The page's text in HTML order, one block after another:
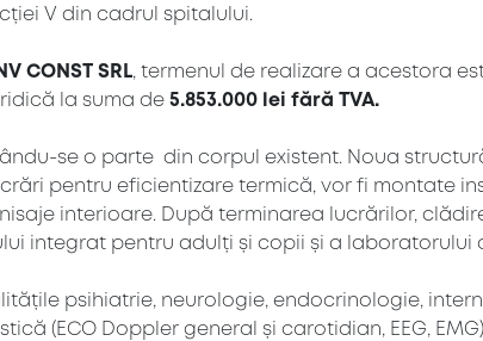
V din cadrul spitalului.
CONST SRL, termenul de realizare a acestora
la suma de 5.853.000 lei fără TVA.
se o parte din corpul existent. Noua
pentru eficientizare termică, vor fi montate
interioare. După terminarea lucrărilor,
integrat pentru adulți și copii și a laboratorului
psihiatrie, neurologie, endocrinologie,
(ECO Doppler general și carotidian, EEG, EMG)